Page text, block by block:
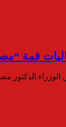
وتكريم نخبة من القيادات
الدكتور